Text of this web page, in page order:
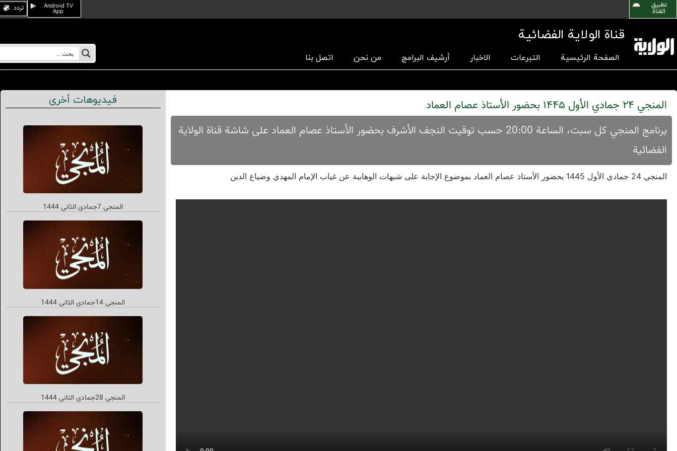
تطبیق
القناة
Android TV
App تردد
قناة الولاية الفضائية
الصفحة الرئيسية التبرعات الاخبار أرشیف البرامج من نحن اتصل بنا
المنجي 24 جمادي الأول 1445 بحضور الأستاذ عصام العماد
برنامج المنجي کل سبت، الساعة 20:00 حسب توقیت النجف الأشرف بحضور الأستاذ عصام العماد علی شاشة قناة الولایة
الفضائية
المنجي 24 جمادي الأول 1445 بحضور الأستاذ عصام العماد بموضوع الإجابة علی شبهات الوهابية عن غیاب الإمام المهدي وضیاع الدین
فيديوهات أخرى
المنجي 7جمادي الثاني 1444
المنجي 14جمادي الثاني 1444
المنجي 28جمادي الثاني 1444